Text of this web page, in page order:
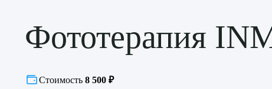
Фототерапия
Стоимость 8 500 ₽